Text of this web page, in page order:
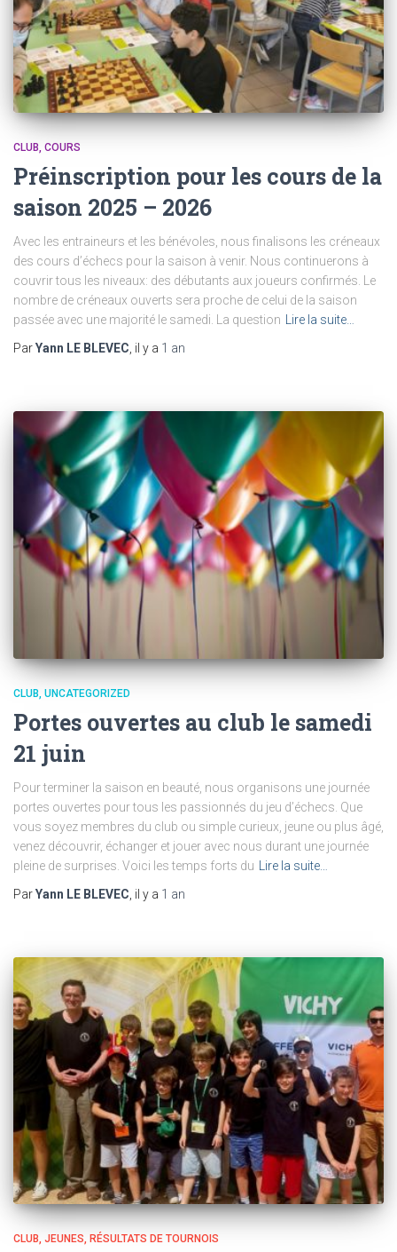
CLUB COURS
Préinscription pour les cours de la
saison 2025 – 2026
Avec les entraineurs et les bénévoles, nous finalisons les créneaux
des cours d’échecs pour la saison à venir. Nous continuerons à
couvrir tous les niveaux: des débutants aux joueurs confirmés. Le
nombre de créneaux ouverts sera proche de celui de la saison
passée avec une majorité le samedi. La question
Lire la suite…
ParYann LE BLEVEC , il y a 1 an
CLUB UNCATEGORIZED
Portes ouvertes au club le samedi
21 juin
Pour terminer la saison en beauté, nous organisons une journée
portes ouvertes pour tous les passionnés du jeu d’échecs. Que
vous soyez membres du club ou simple curieux, jeune ou plus âgé,
venez découvrir, échanger et jouer avec nous durant une journée
pleine de surprises. Voici les temps forts du Lire la suite…
ParYann LE BLEVEC , il y a 1 an
CLUB JEUNES RÉSULTATS DE TOURNOIS